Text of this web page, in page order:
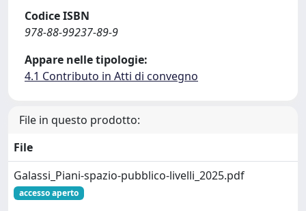
Codice ISBN
978-88-99237-89-9
Appare nelle tipologie:
4.1 Contributo in Atti di convegno
File in questo prodotto:
File
Galassi_Piani-spazio-pubblico-livelli_2025.pdf
accesso aperto